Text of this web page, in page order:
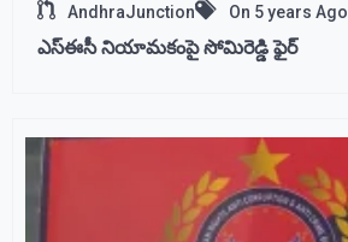
AndhraJunction On 5 years Ago
ఎస్ఈసీ నియామకంపై సోమిరెడ్డి ఫైర్